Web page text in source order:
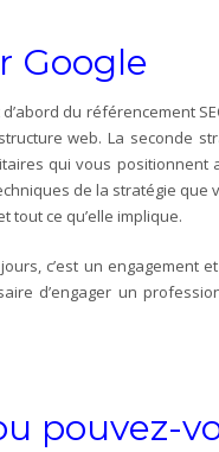
Google
du référencement
web. La seconde
qui vous
de la stratégie
ce qu’elle implique.
c’est un engagement
d’engager un
pouvez-